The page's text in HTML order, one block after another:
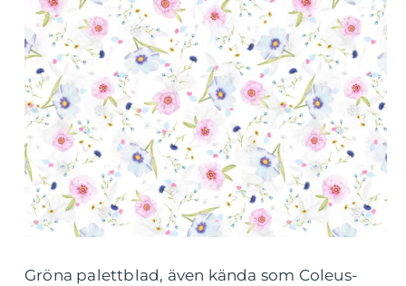
Gröna palettblad, även kända som Coleus-